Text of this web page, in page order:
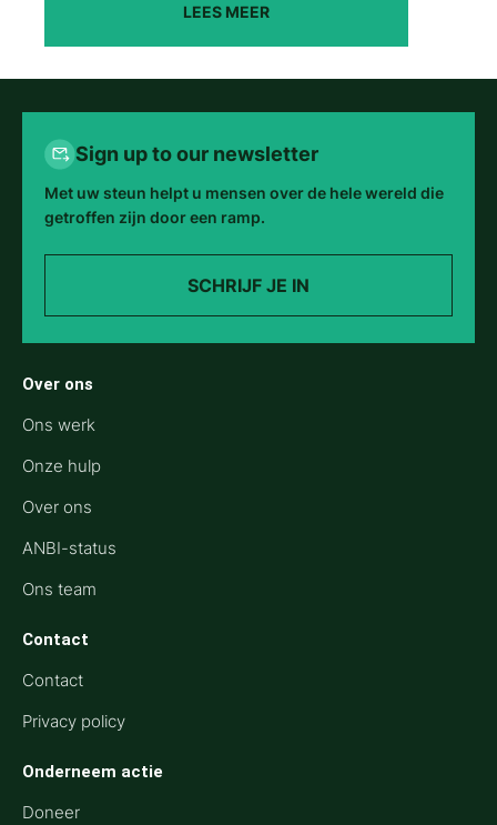
LEES MEER
Sign up to our newsletter
Met uw steun helpt u mensen over de hele wereld die
getroffen zijn door een ramp.
SCHRIJF JE IN
Over ons
Ons werk
Onze hulp
Over ons
ANBI-status
Ons team
Contact
Contact
Privacy policy
Onderneem actie
Doneer